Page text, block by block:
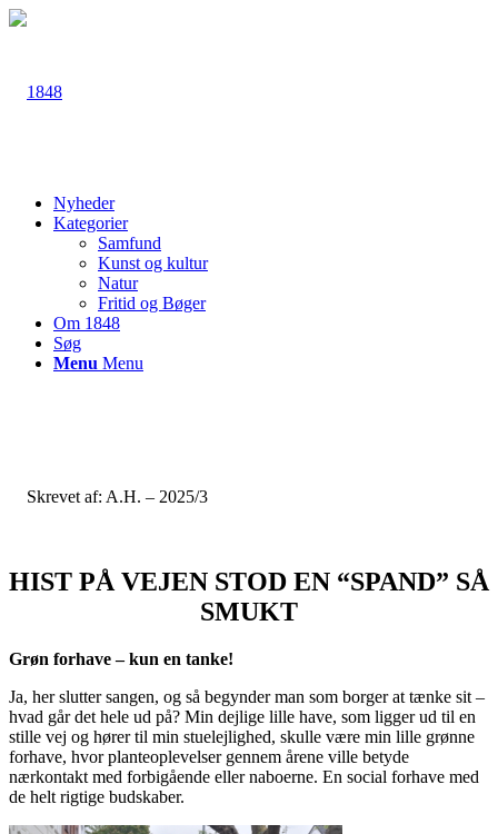
Nyheder
Kategorier
Samfund
Kunst og kultur
Natur
Fritid og Bøger
Om 1848
Søg
Menu Menu
Skrevet af: A.H. – 2025/3
HIST PÅ VEJEN STOD EN “SPAND” SÅ
SMUKT
Grøn forhave – kun en tanke!
Ja, her slutter sangen, og så begynder man som borger at tænke sit –
hvad går det hele ud på? Min dejlige lille have, som ligger ud til en
stille vej og hører til min stuelejlighed, skulle være min lille grønne
forhave, hvor planteoplevelser gennem årene ville betyde
nærkontakt med forbigående eller naboerne. En social forhave med
de helt rigtige budskaber.